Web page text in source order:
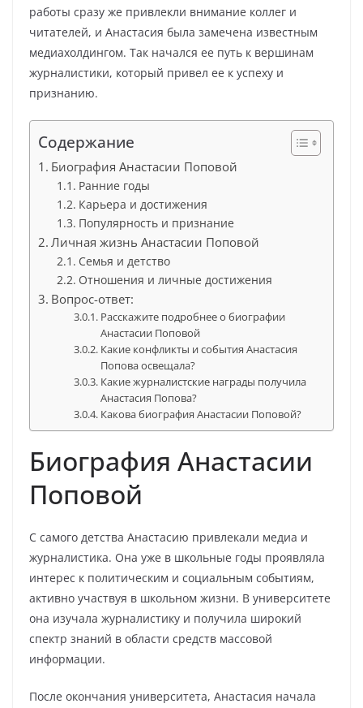
работы сразу же привлекли внимание коллег и
читателей, и Анастасия была замечена известным
медиахолдингом. Так начался ее путь к вершинам
журналистики, который привел ее к успеху и
признанию.
Содержание
Биография Анастасии Поповой
Ранние годы
Карьера и достижения
Популярность и признание
Личная жизнь Анастасии Поповой
Семья и детство
Отношения и личные достижения
Вопрос-ответ:
Расскажите подробнее о биографии
Анастасии Поповой
Какие конфликты и события Анастасия
Попова освещала?
Какие журналистские награды получила
Анастасия Попова?
Какова биография Анастасии Поповой?
Биография Анастасии
Поповой
С самого детства Анастасию привлекали медиа и
журналистика. Она уже в школьные годы проявляла
интерес к политическим и социальным событиям,
активно участвуя в школьном жизни. В университете
она изучала журналистику и получила широкий
спектр знаний в области средств массовой
информации.
После окончания университета, Анастасия начала